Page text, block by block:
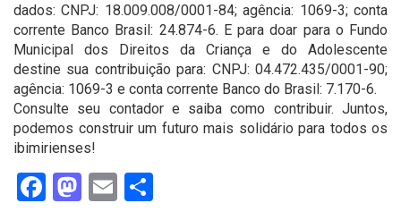
dados: CNPJ: 18.009.008/0001-84; agência: 1069-3; conta
corrente Banco Brasil: 24.874-6. E para doar para o Fundo
Municipal dos Direitos da Criança e do Adolescente
destine sua contribuição para: CNPJ: 04.472.435/0001-90;
agência: 1069-3 e conta corrente Banco do Brasil: 7.170-6.
Consulte seu contador e saiba como contribuir. Juntos,
podemos construir um futuro mais solidário para todos os
ibimirienses!
Facebook
Mastodon
Email